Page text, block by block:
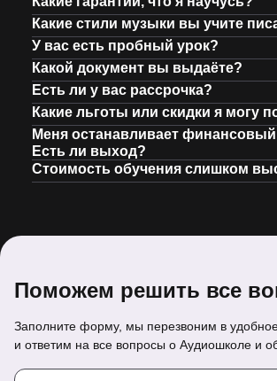
Какие стили музыки вы учите
У вас есть пробный урок?
Какой документ вы выдаёте?
Есть ли у вас рассрочка?
Какие льготы или скидки я могу
Меня останавливает
Есть ли выход?
Стоимость обучения слишком
Поможем решить все
Заполните форму, мы перезвоним в
и ответим на все вопросы о Аудиошколе и